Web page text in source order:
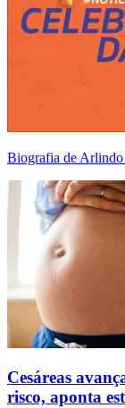
Biografia de Arlindo
Cesáreas
risco, aponta